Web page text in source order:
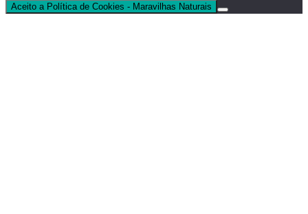
Aceito a Política de Cookies - Maravilhas Naturais